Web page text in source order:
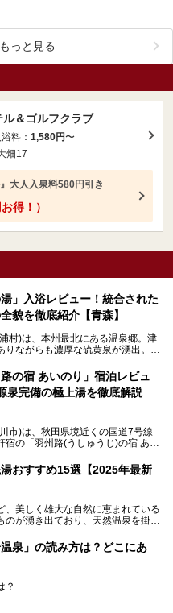
っと見る
＆ゴルフクラブ
浴料： 1,580円〜
畑17
大人入泉料580円引き
得！）
」入浴レビュー！統合された
貌を徹底紹介【青森】
村)は、本州最北にある温泉郷。津
ながらも濃厚な硫黄泉が湧出。良
です。
った2つの共同浴場を統合し、2020
帰り入浴施設。かつて別々の共同
泉を楽しめる点が魅力です。また
設し、地元常連客のみならず観光客
変貌しました。
湯へ訪問・入浴し、その魅力を徹
の宿 あいのり」宿泊レビュ
泉完備の極上湯を徹底解説
市)は、秋田県境近くの国道7号線
の「羽州路(うしゅうじ)の宿 あい
純温泉という2種類の源泉を使用
かけ流しで提供している点でしょ
、大浴場と露天風呂付き客室を中心
」を詳細にご紹介。秋田県側を含
泉も決して見逃せない極上湯のひと
します！
おすすめ15選【2025年最新
、美しく雄大な自然に恵まれている
が湧き出ており、天然温泉を掛け
泉に浸かり、お食事処でおいしいご
ときは格別ですね！
のスーパー銭湯を紹介します。
温泉」の読み方は？どこにあ
？